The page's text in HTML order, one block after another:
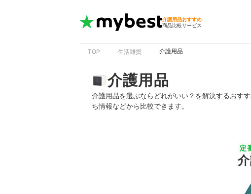
介護用品おすすめ
商品比較サービス
TOP 生活雑貨 介護用品
介護用品
介護用品を選ぶならどれがいい？を解決するおす
ち情報などから比較できます。
定